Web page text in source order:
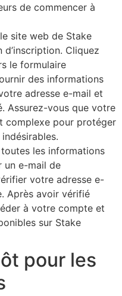
de commencer à
site web de Stake
Cliquez
le formulaire
des informations
adresse e-mail et
Assurez-vous que votre
complexe pour protéger
les informations
un e-mail de
votre adresse e-
Après avoir vérifié
à votre compte et
sur Stake
pour les